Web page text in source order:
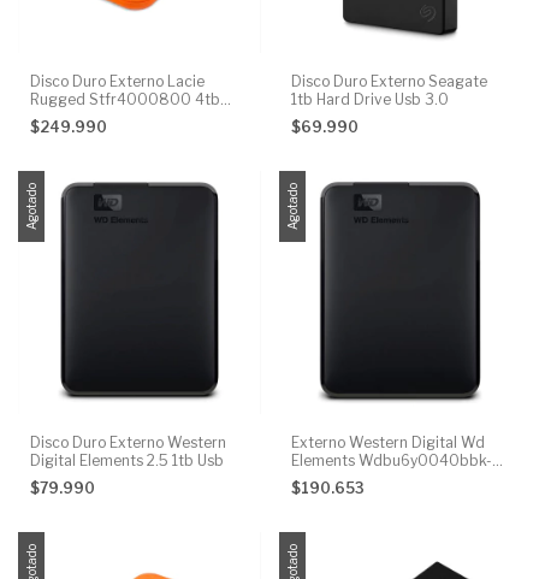
Disco Duro Externo Lacie
Rugged Stfr4000800 4tb
Naranja Mac
$249.990
Disco Duro Externo Seagate
1tb Hard Drive Usb 3.0
$69.990
Agotado
Disco Duro Externo Western
Digital Elements 2.5 1tb Usb
$79.990
Agotado
Externo Western Digital Wd
Elements Wdbu6y0040bbk-
wesn 4tb Negro
$190.653
Agotado Agotado